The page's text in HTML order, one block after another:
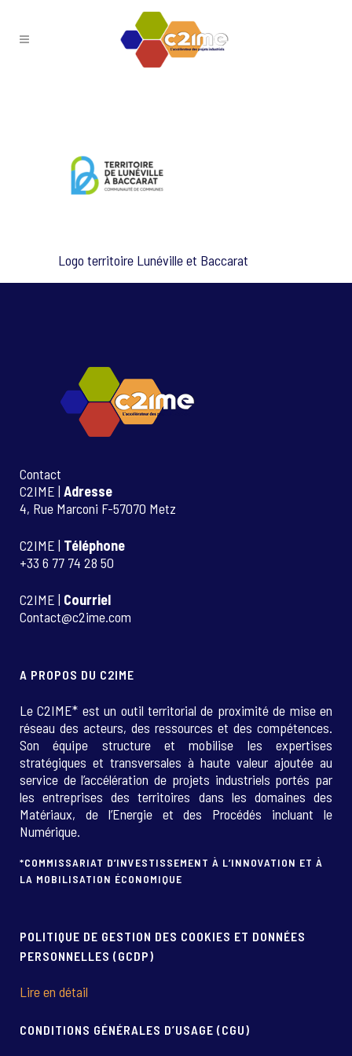
Logo territoire Lunéville et Baccarat
Contact
C2IME | Adresse
4, Rue Marconi F-57070 Metz
C2IME | Téléphone
+33 6 77 74 28 50
C2IME | Courriel
Contact@c2ime.com
A PROPOS DU C2IME
Le C2IME* est un outil territorial de proximité de mise en
réseau des acteurs, des ressources et des compétences.
Son équipe structure et mobilise les expertises
stratégiques et transversales à haute valeur ajoutée au
service de l’accélération de projets industriels portés par
les entreprises des territoires dans les domaines des
Matériaux, de l’Energie et des Procédés incluant le
Numérique.
*COMMISSARIAT D’INVESTISSEMENT À L’INNOVATION ET À
LA MOBILISATION ÉCONOMIQUE
POLITIQUE DE GESTION DES COOKIES ET DONNÉES
PERSONNELLES (GCDP)
Lire en détail
CONDITIONS GÉNÉRALES D’USAGE (CGU)